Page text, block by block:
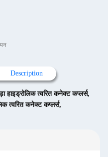
Description
हाइड्रोलिक त्वरित कनेक्ट कप्लर्स,
त्वरित कनेक्ट कप्लर्स,